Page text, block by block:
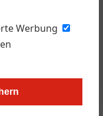
Werbung
und
Grazer
Birn“